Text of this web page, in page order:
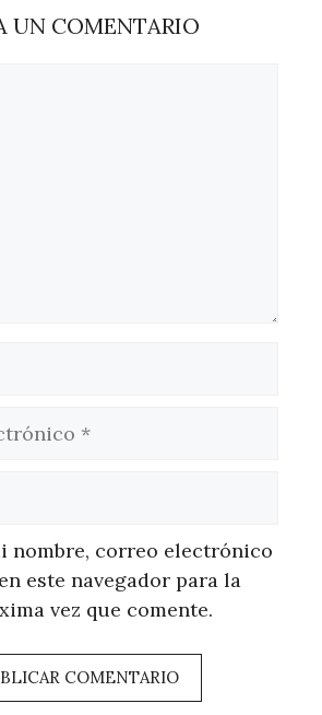
UN COMENTARIO
nombre, correo electrónico
este navegador para la
vez que comente.